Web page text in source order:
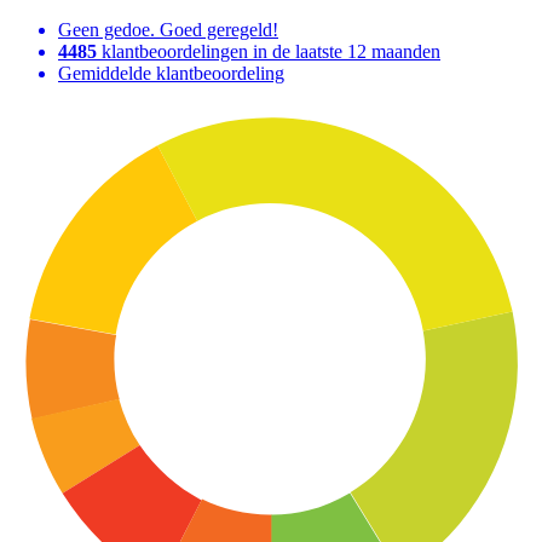
Geen gedoe. Goed geregeld!
4485 klantbeoordelingen in de laatste 12 maanden
Gemiddelde klantbeoordeling